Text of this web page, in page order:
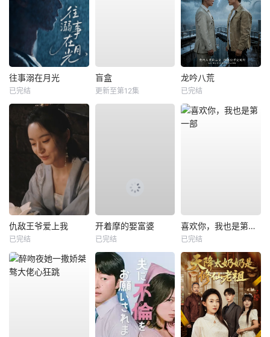
往事溺在月光
已完结
盲盒
更新至第12集
龙吟八荒
已完结
仇敌王爷爱上我
已完结
开着摩的娶富婆
已完结
喜欢你，我也是第一部
已完结